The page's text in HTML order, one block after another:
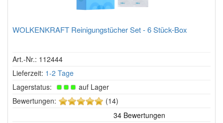
WOLKENKRAFT Reinigungstücher Set - 6 Stück-Box
Art.-Nr.: 112444
Lieferzeit: 1-2 Tage
Lagerstatus:
auf Lager
Bewertungen:
5(14)